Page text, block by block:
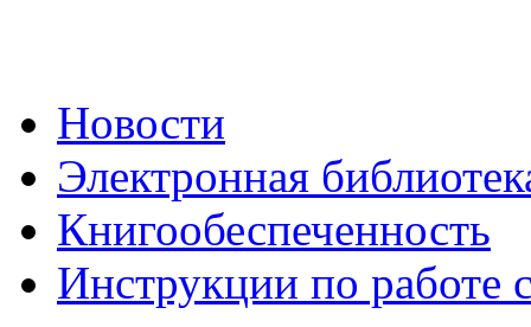
Новости
Электронная
Книгообеспеченность
Инструкции по работе